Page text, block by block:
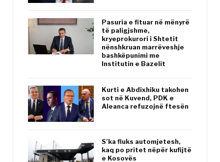
Pasuria e fituar në mënyrë
të paligjshme,
kryeprokurori i Shtetit
nënshkruan marrëveshje
bashkëpunimi me
Institutin e Bazelit
Kurti e Abdixhiku takohen
sot në Kuvend, PDK e
Aleanca refuzojnë ftesën
S’ka fluks automjetesh,
kaq po pritet nëpër kufijtë
e Kosovës